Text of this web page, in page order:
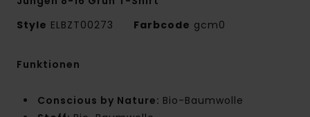
Style ELBZT00273 Farbcode gcm0
Funktionen
Conscious by Nature: Bio-Baumwolle